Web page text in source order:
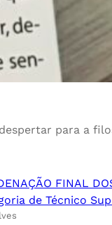
para a
FINAL
de Técnico